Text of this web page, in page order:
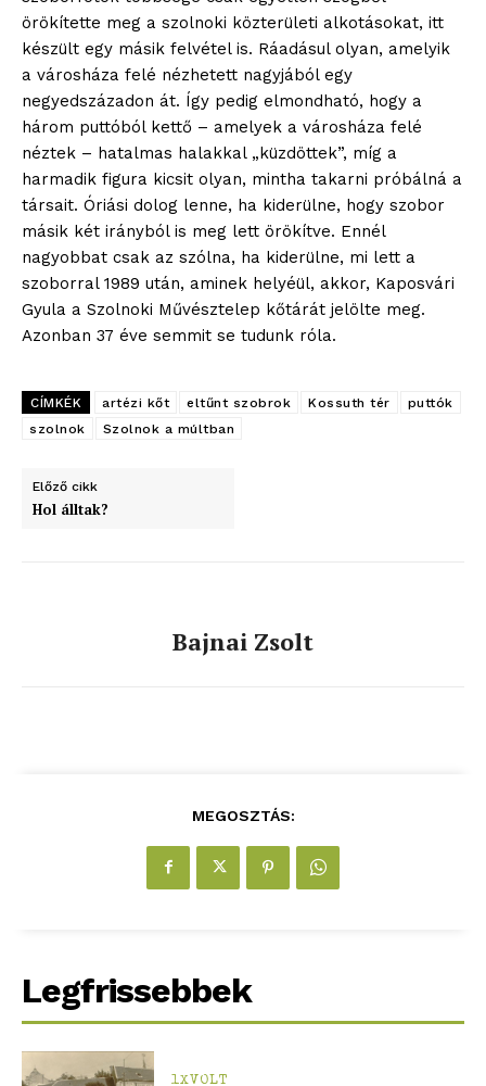
bSZ fiók
Előfizetés
Kapcsolat
Adatkezelési tájékoztató
Hirdetés
örökítette meg a szolnoki közterületi alkotásokat, itt
készült egy másik felvétel is. Ráadásul olyan, amelyik
a városháza felé nézhetett nagyjából egy
negyedszázadon át. Így pedig elmondható, hogy a
három puttóból kettő – amelyek a városháza felé
néztek – hatalmas halakkal „küzdöttek”, míg a
harmadik figura kicsit olyan, mintha takarni próbálná a
társait. Óriási dolog lenne, ha kiderülne, hogy szobor
másik két irányból is meg lett örökítve. Ennél
nagyobbat csak az szólna, ha kiderülne, mi lett a
szoborral 1989 után, aminek helyéül, akkor, Kaposvári
Gyula a Szolnoki Művésztelep kőtárát jelölte meg.
Azonban 37 éve semmit se tudunk róla.
CÍMKÉK artézi kőt eltűnt szobrok Kossuth tér
puttók
szolnok
Szolnok a múltban
Előző cikk
Hol álltak?
Bajnai Zsolt
MEGOSZTÁS:
Legfrissebbek
1XVOLT